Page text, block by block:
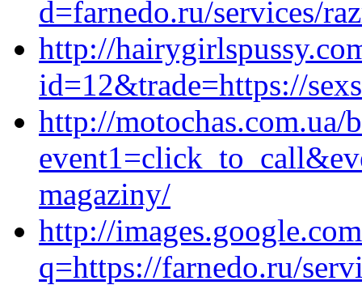
d=farnedo.ru/services/
http://
id=12&trade=https://
http://
magaziny/
http://
q=https://farnedo.ru/